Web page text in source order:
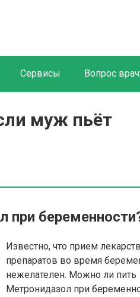
Сервисы Вопрос
муж пьёт
при
Известно, что прием
препаратов во время
нежелателен. Можно ли пить
Метронидазол при